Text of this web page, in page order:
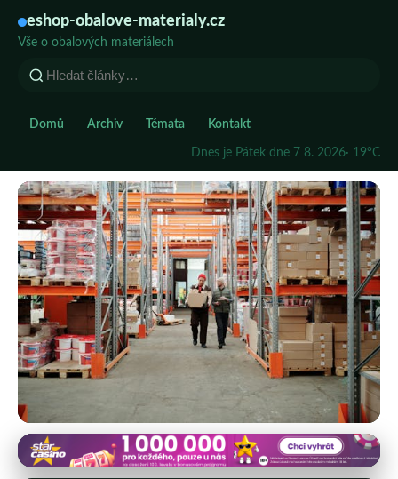
eshop-obalove-materialy.cz
Vše o obalových materiálech
Domů Archiv Témata Kontakt
Dnes je Pátek dne 7 8. 2026· 19°C
eshop-obalove-materialy.cz